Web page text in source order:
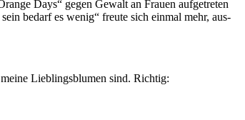
Days“ gegen Gewalt an Frauen aufgetreten
bedarf es wenig“ freute sich einmal mehr, aus-
Lieblingsblumen sind. Richtig: